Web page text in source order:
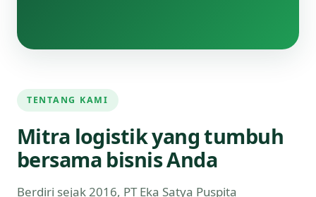
TENTANG KAMI
Mitra logistik yang tumbuh
bersama bisnis Anda
Berdiri sejak 2016, PT Eka Satya Puspita